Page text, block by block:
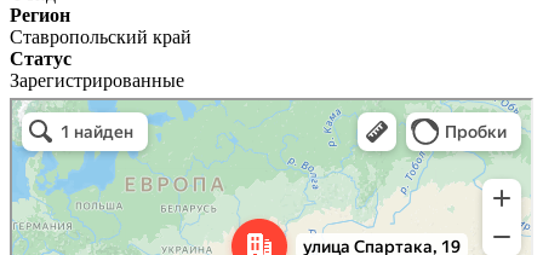
Регион
Ставропольский край
Статус
Зарегистрированные